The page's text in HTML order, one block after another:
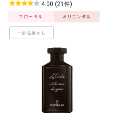
4.00 (21件)
フローラル オリエンタル
一部在庫なし